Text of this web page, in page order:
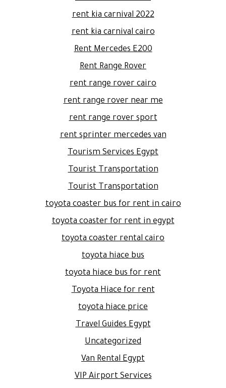
rent kia carnival 2022
rent kia carnival cairo
Rent Mercedes E200
Rent Range Rover
rent range rover cairo
rent range rover near me
rent range rover sport
rent sprinter mercedes van
Tourism Services Egypt
Tourist Transportation
Tourist Transportation
toyota coaster bus for rent in cairo
toyota coaster for rent in egypt
toyota coaster rental cairo
toyota hiace bus
toyota hiace bus for rent
Toyota Hiace for rent
toyota hiace price
Travel Guides Egypt
Uncategorized
Van Rental Egypt
VIP Airport Services